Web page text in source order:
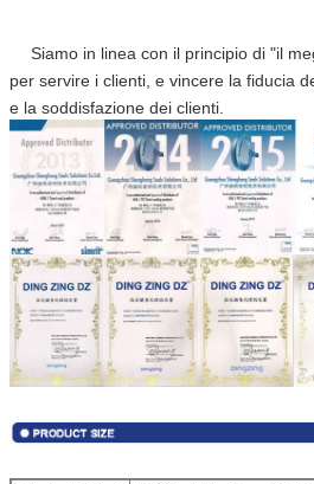
Lasciate un
Ti
Siamo in linea con il principio di "il
per servire i clienti, e vincere la fiducia
e la soddisfazione dei clienti.